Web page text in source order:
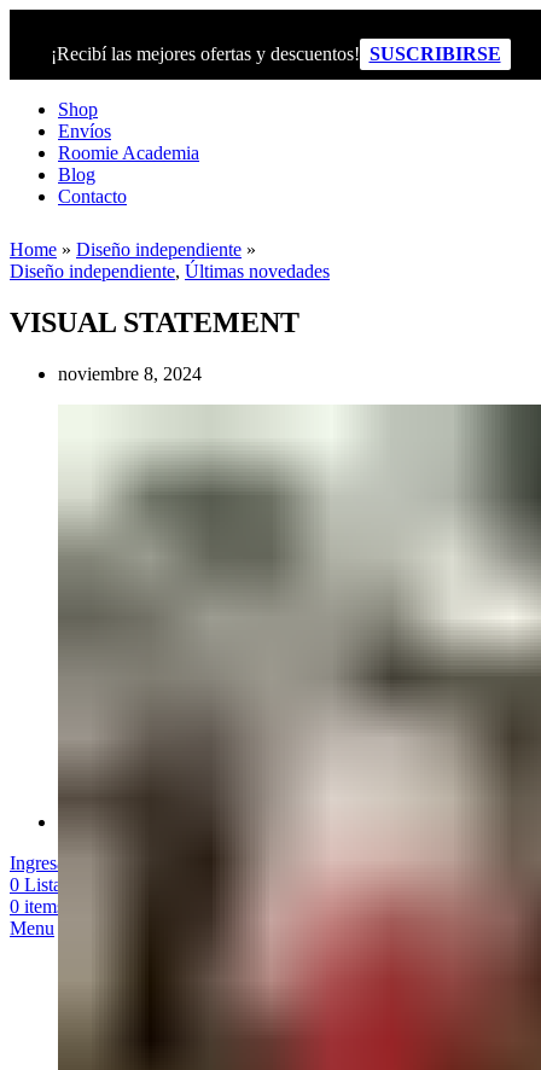
¡Recibí las mejores ofertas y descuentos! SUSCRIBIRSE
Shop
Envíos
Roomie Academia
Blog
Contacto
Ingresar / Registrarme
0 Lista de Deseados
0 items
Menu
Home » Diseño independiente »
Diseño independiente, Últimas novedades
VISUAL STATEMENT
noviembre 8, 2024